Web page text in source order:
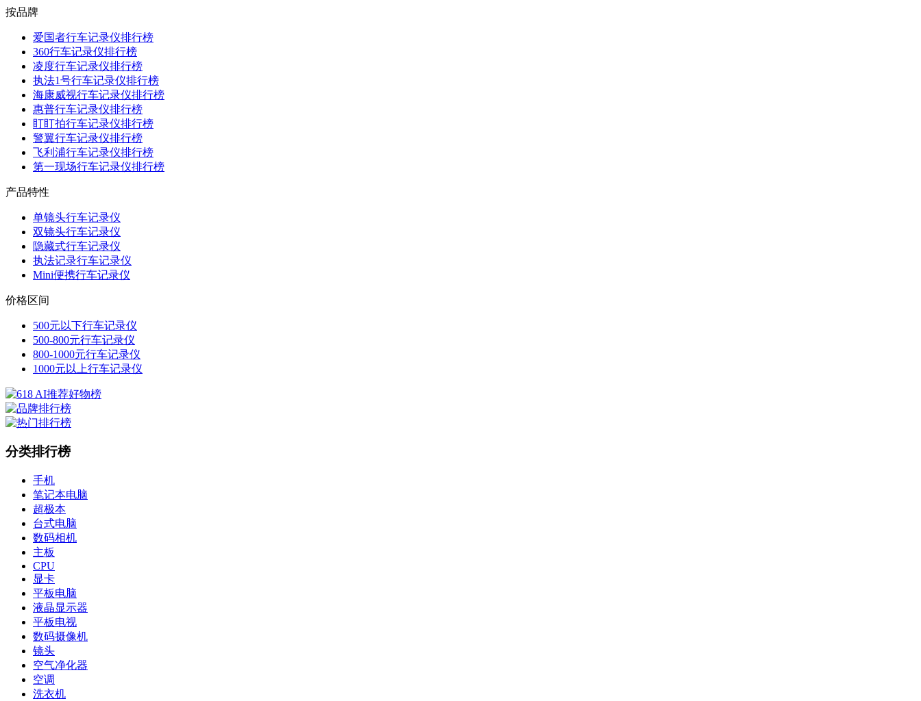
按品牌
爱国者行车记录仪排行榜
360行车记录仪排行榜
凌度行车记录仪排行榜
执法1号行车记录仪排行榜
海康威视行车记录仪排行榜
惠普行车记录仪排行榜
盯盯拍行车记录仪排行榜
警翼行车记录仪排行榜
飞利浦行车记录仪排行榜
第一现场行车记录仪排行榜
产品特性
单镜头行车记录仪
双镜头行车记录仪
隐藏式行车记录仪
执法记录行车记录仪
Mini便携行车记录仪
价格区间
500元以下行车记录仪
500-800元行车记录仪
800-1000元行车记录仪
1000元以上行车记录仪
分类排行榜
手机
笔记本电脑
超极本
台式电脑
数码相机
主板
CPU
显卡
平板电脑
液晶显示器
平板电视
数码摄像机
镜头
空气净化器
空调
洗衣机